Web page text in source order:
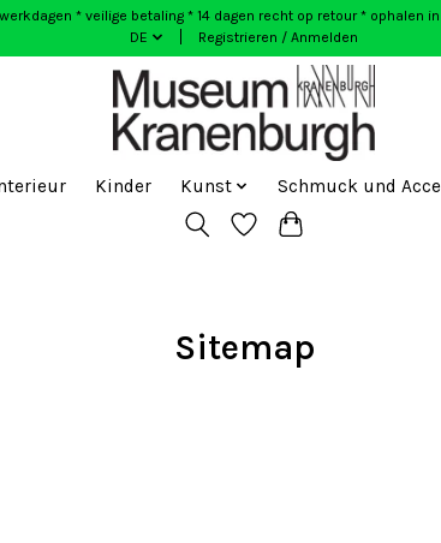
* veilige betaling * 14 dagen recht op retour * ophalen
DE
Registrieren / Anmelden
Kinder Kunst Schmuck und
Sitemap